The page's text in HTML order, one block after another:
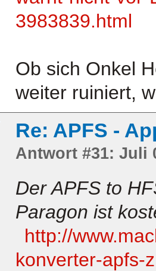
3983839.html
Ob sich Onkel
weiter ruiniert,
Re: APFS -
Antwort #31: Juli
Der APFS to
Paragon ist
http://
konverter-apfs-